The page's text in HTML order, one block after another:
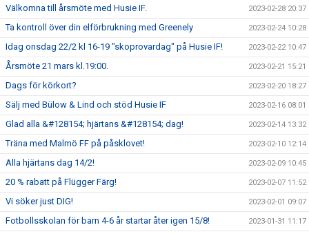
Välkomna till årsmöte med Husie IF. 2023-02-28 20:37
Ta kontroll över din elförbrukning med Greenely 2023-02-24 10:28
Idag onsdag 22/2 kl 16-19 "skoprovardag" på Husie IF! 2023-02-22 10:47
Årsmöte 21 mars kl.19:00. 2023-02-21 15:21
Dags för körkort? 2023-02-20 18:27
Sälj med Bülow & Lind och stöd Husie IF 2023-02-16 08:01
Glad alla &#128154; hjärtans &#128154; dag! 2023-02-14 13:32
Träna med Malmö FF på påsklovet! 2023-02-10 12:14
Alla hjärtans dag 14/2! 2023-02-09 10:45
20 % rabatt på Flügger Färg! 2023-02-07 11:52
Vi söker just DIG! 2023-02-01 09:07
Fotbollsskolan för barn 4-6 år startar åter igen 15/8! 2023-01-31 11:17